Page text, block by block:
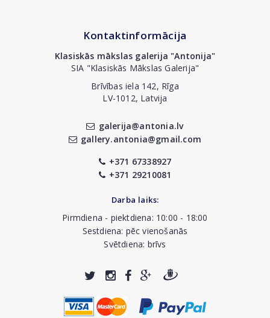
Kontaktinformācija
Klasiskās mākslas galerija "Antonija"
SIA "Klasiskās Mākslas Galerija"
Brīvības iela 142, Rīga
LV-1012, Latvija
galerija@antonia.lv
gallery.antonia@gmail.com
+371 67338927
+371 29210081
Darba laiks:
Pirmdiena - piektdiena: 10:00 - 18:00
Sestdiena: pēc vienošanās
Svētdiena: brīvs